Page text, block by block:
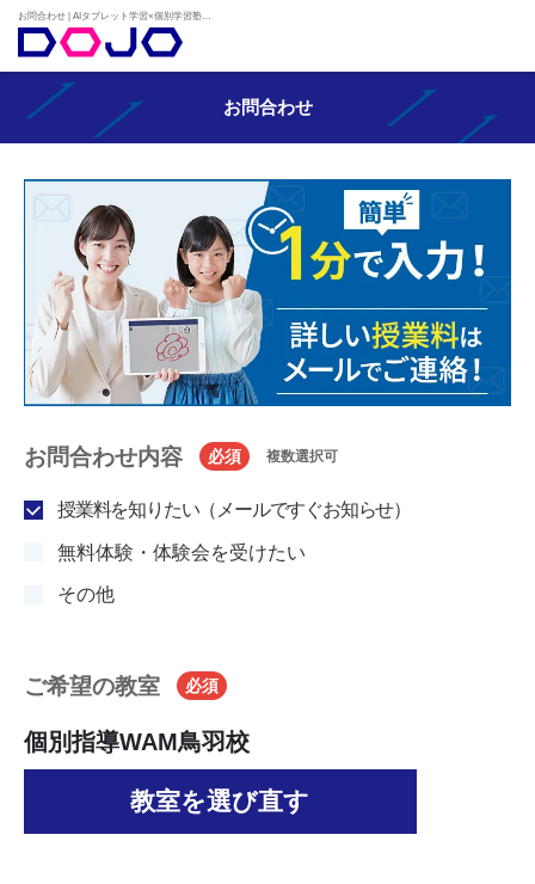
お問合わせ
お問合わせ内容 必須 複数選択可
授業料を知りたい（メールですぐお知らせ）
無料体験・体験会を受けたい
その他
ご希望の教室 必須
個別指導WAM鳥羽校
教室を選び直す